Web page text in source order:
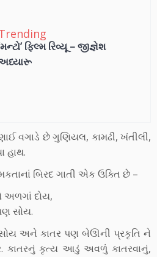
ફિલ્મ રિવ્યૂ – જીજ્ઞેશ
વગાડે છે ગુણિયલ, કામઢી, ખંતીલી,
હાથ.
બિરદ ગાતી એક ઉક્તિ છે –
દોય,
સોય.
અને કાતર પણ બેઊની પ્રકૃતિ ને
કાતરનું કૃત્ય આડું અવળું કાતરવાનું,